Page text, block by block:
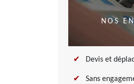
NOS
Devis et
Sans